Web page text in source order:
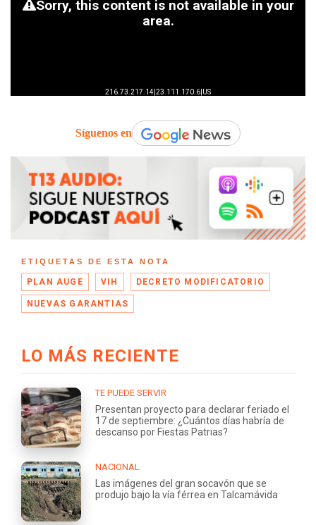
Síguenos en
ETIQUETAS DE ESTA NOTA
PLAN AUGE VIH DECRETO MODIFICATORIO
NUEVAS GARANTIAS
LO MÁS RECIENTE
TE PUEDE SERVIR
Presentan proyecto para declarar feriado el
17 de septiembre: ¿Cuántos días habría de
descanso por Fiestas Patrias?
NACIONAL
Las imágenes del gran socavón que se
produjo bajo la vía férrea en Talcamávida